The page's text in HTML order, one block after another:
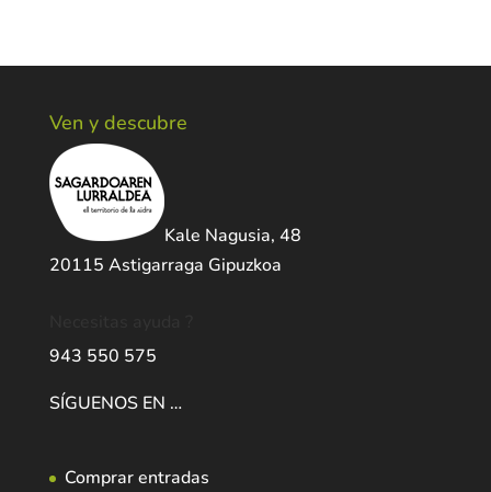
Ven y descubre
Kale Nagusia, 48
20115 Astigarraga Gipuzkoa
943 550 575
SÍGUENOS EN …
Comprar entradas